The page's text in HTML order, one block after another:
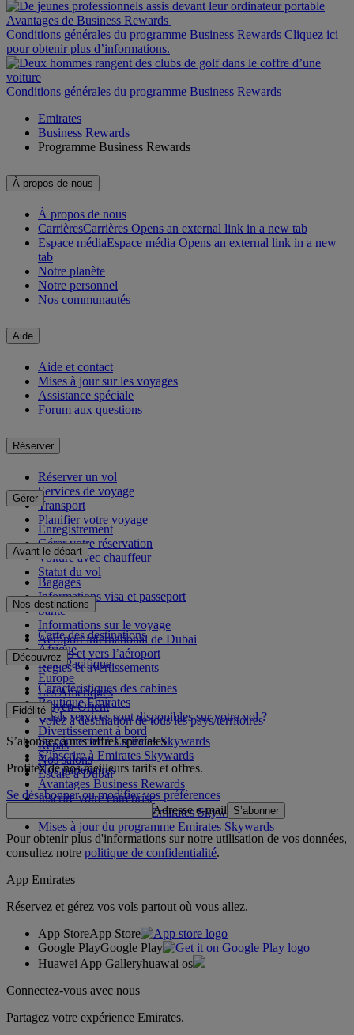
Avantages de Business Rewards
Conditions générales du programme Business Rewards Cliquez ici
pour obtenir plus d’informations.
Conditions générales du programme Business Rewards
Emirates
Business Rewards
Programme Business Rewards
À propos de nous
À propos de nous
CarrièresCarrières Opens an external link in a new tab
Espace médiaEspace média Opens an external link in a new
tab
Notre planète
Notre personnel
Nos communautés
Aide
Aide et contact
Mises à jour sur les voyages
Assistance spéciale
Forum aux questions
Réserver
Réserver un vol
Services de voyage
Transport
Planifier votre voyage
Gérer
Enregistrement
Gérer votre réservation
Voiture avec chauffeur
Statut du vol
Avant le départ
Bagages
Informations visa et passeport
Santé
Informations sur le voyage
Aéroport international de Dubai
Depuis et vers l’aéroport
Règles et avertissements
Nos destinations
Carte des destinations
Afrique
Asie-Pacifique
Europe
Les Amériques
Moyen-Orient
Volez à destination de tous les pays/territoires
Découvrez
Caractéristiques des cabines
Boutique Emirates
Quels services sont disponibles sur votre vol ?
Divertissement à bord
Repas
Nos salons
Escale à Dubai
Fidélité
Se connecter à Emirates Skywards
S’inscrire à Emirates Skywards
Nos partenaires
Avantages Business Rewards
Inscrire votre entreprise
Règles du programme Emirates Skywards
Mises à jour du programme Emirates Skywards
S’abonner à nos offres spéciales
Profitez de nos meilleurs tarifs et offres.
Se désabonner ou modifier vos préférences
Adresse e-mail S’abonner
Pour obtenir plus d'informations sur notre utilisation de vos données,
consultez notre politique de confidentialité.
App Emirates
Réservez et gérez vos vols partout où vous allez.
App StoreApp Store
Google PlayGoogle Play
Huawei App Galleryhuawai os
Connectez-vous avec nous
Partagez votre expérience Emirates.